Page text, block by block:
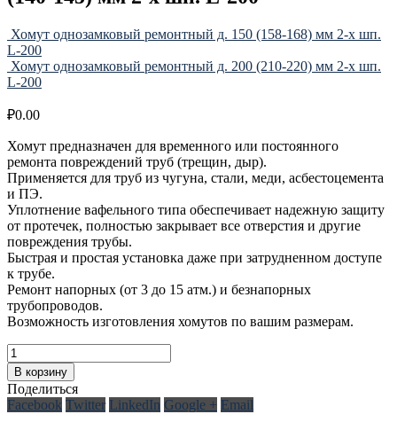
Хомут однозамковый ремонтный д. 150 (158-168) мм 2-х шп.
L-200
Хомут однозамковый ремонтный д. 200 (210-220) мм 2-х шп.
L-200
₽0.00
Хомут предназначен для временного или постоянного
ремонта повреждений труб (трещин, дыр).
Применяется для труб из чугуна, стали, меди, асбестоцемента
и ПЭ.
Уплотнение вафельного типа обеспечивает надежную защиту
от протечек, полностью закрывает все отверстия и другие
повреждения трубы.
Быстрая и простая установка даже при затрудненном доступе
к трубе.
Ремонт напорных (от 3 до 15 атм.) и безнапорных
трубопроводов.
Возможность изготовления хомутов по вашим размерам.
В корзину
Поделиться
Facebook Twitter LinkedIn Google + Email